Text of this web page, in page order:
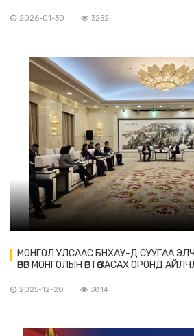
2026-01-30 3252
МОНГОЛ УЛСААС БНХАУ-Д СУУГАА
ӨВӨР МОНГОЛЫН ӨӨРТӨӨ ЗАСАХ ОРОНД
2025-12-20 3814